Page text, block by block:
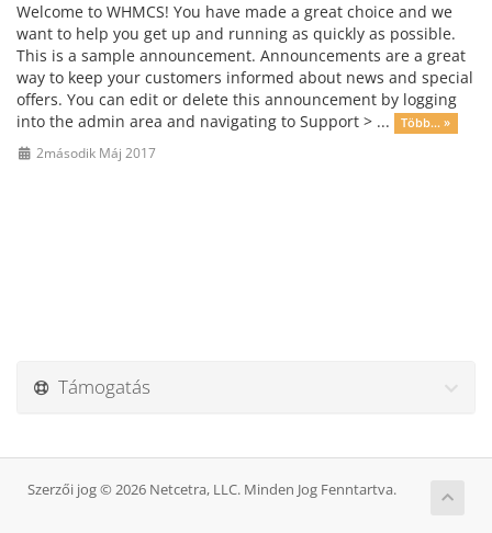
Welcome to WHMCS! You have made a great choice and we
want to help you get up and running as quickly as possible.
This is a sample announcement. Announcements are a great
way to keep your customers informed about news and special
offers. You can edit or delete this announcement by logging
into the admin area and navigating to Support > ...
Több... »
2második Máj 2017
Támogatás
Szerzői jog © 2026 Netcetra, LLC. Minden Jog Fenntartva.